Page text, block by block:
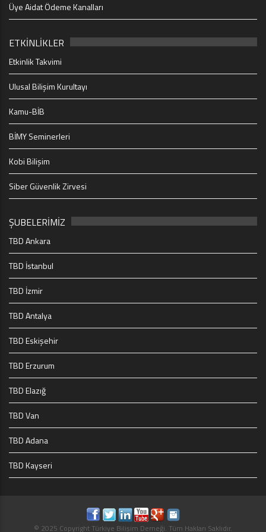
Üye Aidat Ödeme Kanalları
ETKİNLİKLER
Etkinlik Takvimi
Ulusal Bilişim Kurultayı
Kamu-BİB
BİMY Seminerleri
Kobi Bilişim
Siber Güvenlik Zirvesi
ŞUBELERİMİZ
TBD Ankara
TBD İstanbul
TBD İzmir
TBD Antalya
TBD Eskişehir
TBD Erzurum
TBD Elazığ
TBD Van
TBD Adana
TBD Kayseri
© 2025 Copyright Türkiye Bilişim Derneği. Tüm Hakları Saklıdır.